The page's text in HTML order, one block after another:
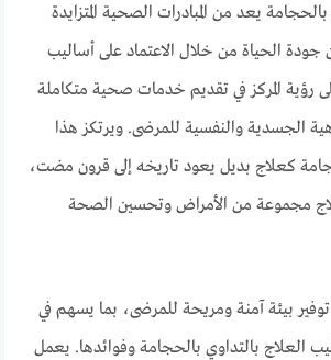
يعد من المبادرات الصحية المتزايدة
الحياة من خلال الاعتماد على أساليب
رؤية المركز في تقديم خدمات صحية متكاملة
الجسدية والنفسية للمرضى. ويرتكز هذا
كعلاج بديل يعود تاريخه إلى قرون مضت،
مجموعة من الأمراض وتحسين الصحة
توفير بيئة آمنة ومريحة للمرضى، بما يسهم في
العلاج بالتداوي بالحجامة وفوائدها. يعمل